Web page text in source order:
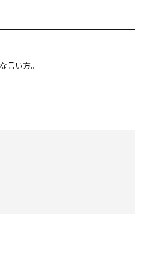
言い方。